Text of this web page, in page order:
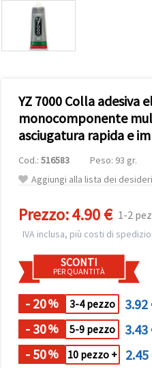
visualizzare
contenuti
personalizzati.
• Fare clic
cookie. •
"Impostazioni
Cookie" per
personalizzare
scelte. •
Puoi
modificare
il tuo
consenso
in qualsiasi
Per ulteriori
informazioni,
consultare
la nostra
Politica sui
cookie e
l'Informativa
privacy.
Senza il tuo
consenso
YZ 7000 Colla adesiva
monocomponente
asciugatura rapida e
Cod.: 516583
Peso: 93 gr.
Aggiungi alla lista dei desideri
Prezzo:4.90 € 1-2
IVA inclusa, più costi di
SCONTI
PER QUANTITÀ
- 20% 3-4 pezzo
3.92
- 30% 5-9 pezzo
3.43
- 50% 10 pezzo + 2.45